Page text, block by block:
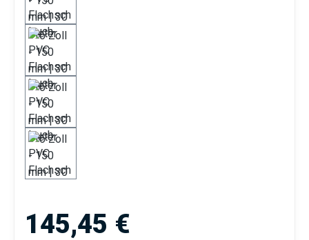
Regulärer Preis:
145,45 €